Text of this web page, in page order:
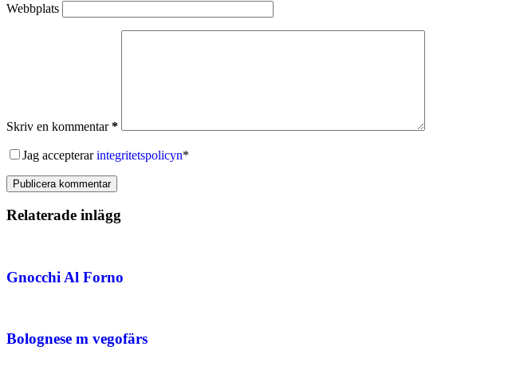
Webbplats
Skriv en kommentar*
Jag accepterarintegritetspolicyn*
Publicera kommentar
Relaterade inlägg
Gnocchi Al Forno
Bolognese m vegofärs